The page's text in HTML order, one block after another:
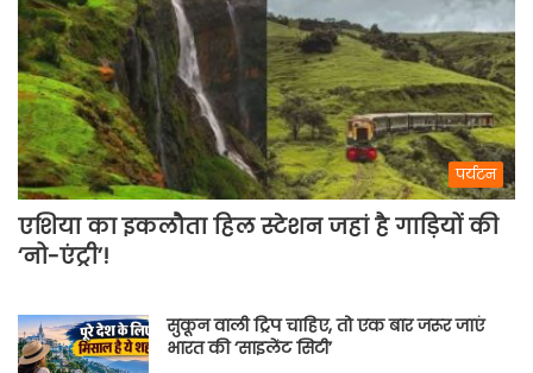
पर्यटन
एशिया का इकलौता हिल स्टेशन जहां है गाड़ियों की
‘नो-एंट्री’!
सुकून वाली ट्रिप चाहिए, तो एक बार जरूर जाएं
भारत की ‘साइलेंट सिटी’